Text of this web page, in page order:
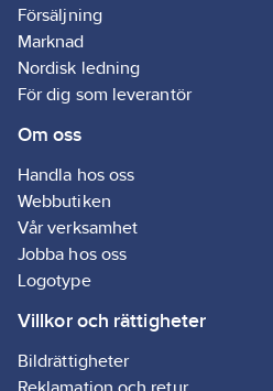
Försäljning
Marknad
Nordisk ledning
För dig som leverantör
Om oss
Handla hos oss
Webbutiken
Vår verksamhet
Jobba hos oss
Logotype
Villkor och rättigheter
Bildrättigheter